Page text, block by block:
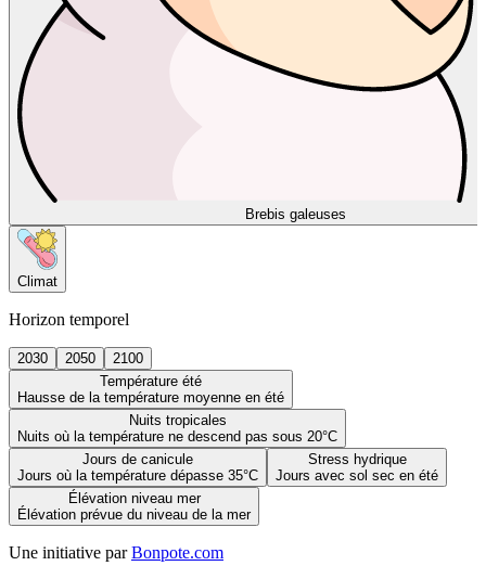
Brebis galeuses
Climat
Horizon temporel
2030 2050
2100
Température été
Hausse de la température moyenne en été
Nuits tropicales
Nuits où la température ne descend pas sous 20°C
Jours de canicule
Jours où la température dépasse 35°C
Stress hydrique
Jours avec sol sec en été
Élévation niveau mer
Élévation prévue du niveau de la mer
Une initiative par Bonpote.com